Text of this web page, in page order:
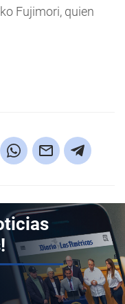
Fujimori, quien